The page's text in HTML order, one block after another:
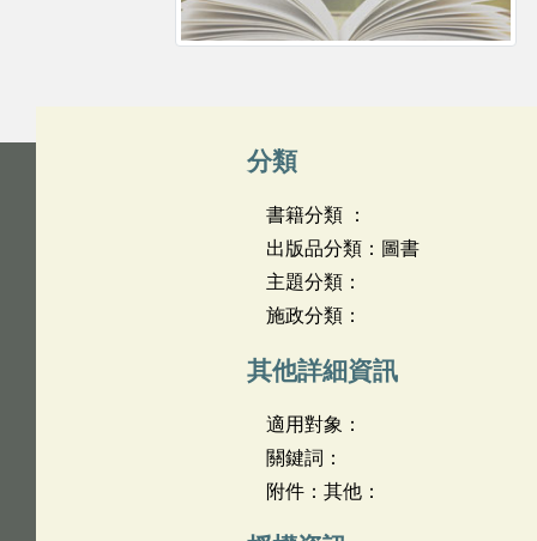
分類
書籍分類 ：
出版品分類：圖書
主題分類：
施政分類：
其他詳細資訊
適用對象：
關鍵詞：
附件：其他：